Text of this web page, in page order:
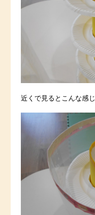
近くで見るとこんな感じ